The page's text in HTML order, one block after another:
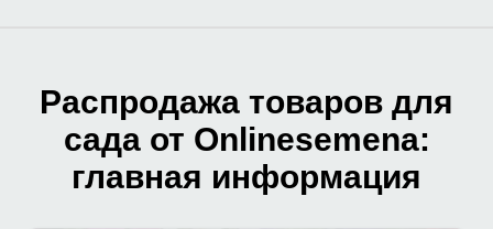
Распродажа товаров для
сада от Onlinesemena:
главная информация